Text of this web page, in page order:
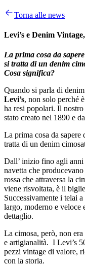
Torna alle news
Levi’s e Denim
La prima cosa da
si tratta di un denim
Cosa significa?
Quando si parla di
Levi’s, non solo perché
ha resi popolari. Il
stato creato nel 1890 e
La prima cosa da sapere
tratta di un denim
Dall’ inizio fino agli anni
navetta che
rossa che attraversa la
viene risvoltata, è il
Successivamente i telai
largo, moderno e veloce
dettaglio.
La cimosa, però, non
e artigianalità. I Levi’s
pezzi vintage di valore,
con la storia.